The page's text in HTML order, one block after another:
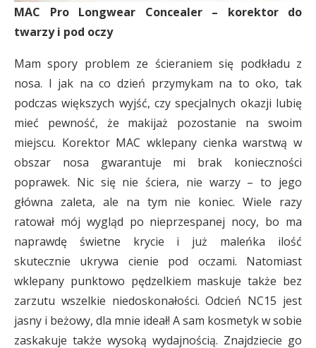
MAC Pro Longwear Concealer – korektor do
twarzy i pod oczy
Mam spory problem ze ścieraniem się podkładu z
nosa. I jak na co dzień przymykam na to oko, tak
podczas większych wyjść, czy specjalnych okazji lubię
mieć pewność, że makijaż pozostanie na swoim
miejscu. Korektor MAC wklepany cienka warstwą w
obszar nosa gwarantuje mi brak konieczności
poprawek. Nic się nie ściera, nie warzy – to jego
główna zaleta, ale na tym nie koniec. Wiele razy
ratował mój wygląd po nieprzespanej nocy, bo ma
naprawdę świetne krycie i już maleńka ilość
skutecznie ukrywa cienie pod oczami. Natomiast
wklepany punktowo pędzelkiem maskuje także bez
zarzutu wszelkie niedoskonałości. Odcień NC15 jest
jasny i beżowy, dla mnie ideał! A sam kosmetyk w sobie
zaskakuje także wysoką wydajnością. Znajdziecie go